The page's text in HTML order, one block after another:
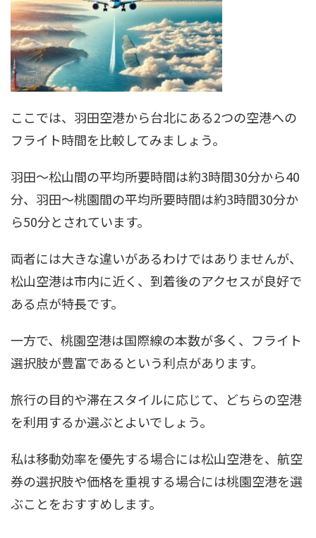
ここでは、羽田空港から台北にある2つの空港への
フライト時間を比較してみましょう。
羽田〜松山間の平均所要時間は約3時間30分から40
分、羽田〜桃園間の平均所要時間は約3時間30分か
ら50分とされています。
両者には大きな違いがあるわけではありませんが、
松山空港は市内に近く、到着後のアクセスが良好で
ある点が特長です。
一方で、桃園空港は国際線の本数が多く、フライト
選択肢が豊富であるという利点があります。
旅行の目的や滞在スタイルに応じて、どちらの空港
を利用するか選ぶとよいでしょう。
私は移動効率を優先する場合には松山空港を、航空
券の選択肢や価格を重視する場合には桃園空港を選
ぶことをおすすめします。